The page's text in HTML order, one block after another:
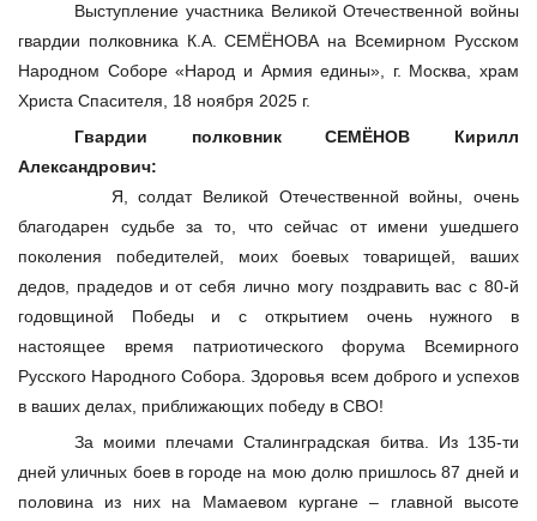
Выступление участника Великой Отечественной войны
гвардии полковника К.А. СЕМЁНОВА на Всемирном Русском
Народном Соборе «Народ и Армия едины», г. Москва, храм
Христа Спасителя, 18 ноября 2025 г.
Гвардии полковник СЕМЁНОВ Кирилл
Александрович:
Я, солдат Великой Отечественной войны, очень
благодарен судьбе за то, что сейчас от имени ушедшего
поколения победителей, моих боевых товарищей, ваших
дедов, прадедов и от себя лично могу поздравить вас с 80-й
годовщиной Победы и с открытием очень нужного в
настоящее время патриотического форума Всемирного
Русского Народного Собора. Здоровья всем доброго и успехов
в ваших делах, приближающих победу в СВО!
За моими плечами Сталинградская битва. Из 135-ти
дней уличных боев в городе на мою долю пришлось 87 дней и
половина из них на Мамаевом кургане – главной высоте